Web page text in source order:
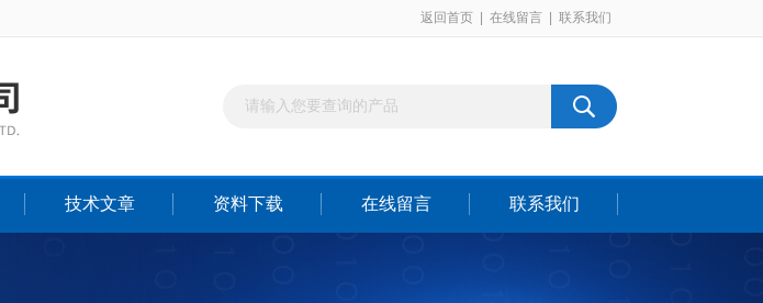
返回首页 在线留言 联系我们
技术文章 资料下载 在线留言 联系我们